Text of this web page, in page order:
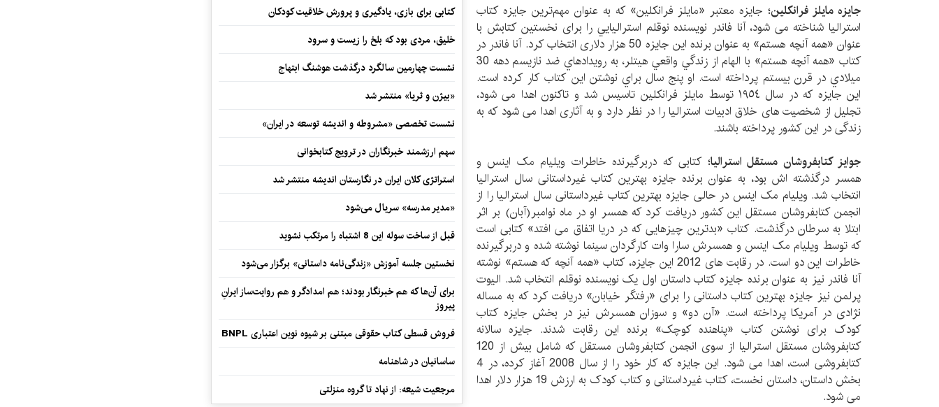
جایزه مایلز فرانکلین؛جایزه معتبر «مایلز فرانکلین» که به عنوان مهم‌ترین جایزه کتاب
استرالیا شناخته می شود، آنا فاندر نويسنده نوقلم استراليايي را برای نخستين كتابش با
عنوان «همه آنچه هستم» به عنوان برنده این جايزه 50 هزار دلاری انتخاب کرد. آنا فاندر در
کتاب «همه آنچه هستم» با الهام از زندگي واقعي هيتلر، به رويدادهاي ضد نازيسم دهه 30
ميلادي در قرن بيستم پرداخته است. او پنج سال براي نوشتن اين كتاب كار كرده است.
این جایزه که در سال ١٩٥٤ توسط مایلز فرانکلین تاسیس شد و تاکنون اهدا می شود،
تجلیل از شخصیت های خلاق ادبیات استرالیا را در نظر دارد و به آثاری اهدا می شود که به
زندگی در این کشور پرداخته باشند.
جوایز کتابفروشان مستقل استرالیا؛ کتابی که دربرگیرنده خاطرات ویلیام مک اینس و
همسر درگذشته اش بود، به عنوان برنده جایزه بهترین کتاب غیرداستانی سال استرالیا
انتخاب شد. ویلیام مک اینس در حالی جایزه بهترین کتاب غیرداستانی سال استرالیا را از
انجمن کتابفروشان مستقل این کشور دریافت کرد که همسر او در ماه نوامبر(آبان) بر اثر
ابتلا به سرطان درگذشت. کتاب «بدترین چیزهایی که در دریا اتفاق می افتد» کتابی است
که توسط ویلیام مک اینس و همسرش سارا وات کارگردان سینما نوشته شده و دربرگیرنده
خاطرات این دو است. در رقابت های 2012 این جایزه، کتاب «همه آنچه که هستم» نوشته
آنا فاندر نیز به عنوان برنده جایزه کتاب داستان اول یک نویسنده نوقلم انتخاب شد. الیوت
پرلمن نیز جایزه بهترین کتاب داستانی را برای «رفتگر خیابان» دریافت کرد که به مساله
نژادی در آمریکا پرداخته است. «آن دو» و سوزان همسرش نیز در بخش جایزه کتاب
کودک برای نوشتن کتاب «پناهنده کوچک» برنده این رقابت شدند. جایزه سالانه
کتابفروشان مستقل استرالیا از سوی انجمن کتابفروشان مستقل که شامل بیش از 120
کتابفروشی است، اهدا می شود. این جایزه که کار خود را از سال 2008 آغاز کرده، در 4
بخش داستان، داستان نخست، کتاب غیرداستانی و کتاب کودک به ارزش 19 هزار دلار اهدا
می شود.
کتابی برای بازی، یادگیری و پرورش خلاقیت کودکان
خلیق، مردی بود که بلخ را زیست و سرود
نشست چهارمین سالگرد درگذشت هوشنگ ابتهاج
«بیژن و ثریا» منتشر شد
نشست تخصصی «مشروطه و اندیشه توسعه در ایران»
سهم ارزشمند خبرنگاران در ترویج کتابخوانی
استراتژی کلان ایران در نگارستان اندیشه منتشر شد
«مدیر مدرسه» سریال می‌شود
قبل از ساخت سوله این 8 اشتباه را مرتکب نشوید
نخستین جلسه آموزش «زندگی‌نامه‌ داستانی» برگزار می‌شود
برای آن‌ها که هم خبرنگار بودند؛ هم امدادگر و هم‌ روایت‌ساز ایرانِ
پیروز
فروش قسطی کتاب حقوقی مبتنی بر شیوه نوین اعتباری BNPL
ساسانیان در شاهنامه
مرجعیت شیعه: از نهاد تا گروه منزلتی